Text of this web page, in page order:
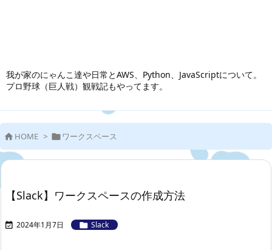
我が家のにゃんこ達や日常とAWS、Python、JavaScriptについて。
プロ野球（巨人戦）観戦記もやってます。
 HOME > ワークスペース
【Slack】ワークスペースの作成方法
 2024年1月7日  Slack